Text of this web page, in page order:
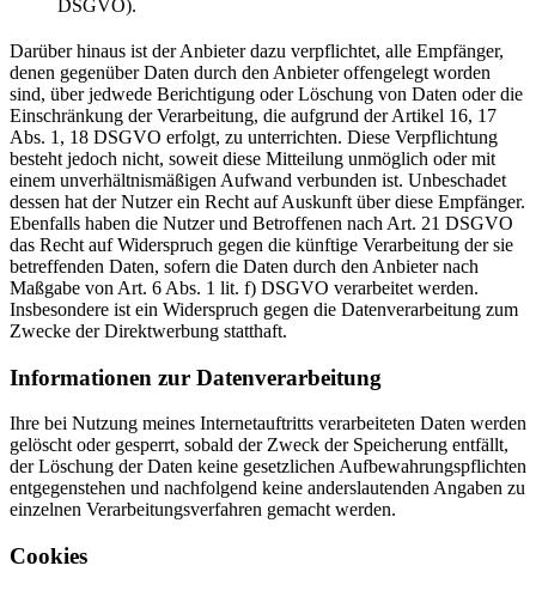
DSGVO).
Darüber hinaus ist der Anbieter dazu verpflichtet, alle Empfänger,
denen gegenüber Daten durch den Anbieter offengelegt worden
sind, über jedwede Berichtigung oder Löschung von Daten oder die
Einschränkung der Verarbeitung, die aufgrund der Artikel 16, 17
Abs. 1, 18 DSGVO erfolgt, zu unterrichten. Diese Verpflichtung
besteht jedoch nicht, soweit diese Mitteilung unmöglich oder mit
einem unverhältnismäßigen Aufwand verbunden ist. Unbeschadet
dessen hat der Nutzer ein Recht auf Auskunft über diese Empfänger.
Ebenfalls haben die Nutzer und Betroffenen nach Art. 21 DSGVO
das Recht auf Widerspruch gegen die künftige Verarbeitung der sie
betreffenden Daten, sofern die Daten durch den Anbieter nach
Maßgabe von Art. 6 Abs. 1 lit. f) DSGVO verarbeitet werden.
Insbesondere ist ein Widerspruch gegen die Datenverarbeitung zum
Zwecke der Direktwerbung statthaft.
Informationen zur Datenverarbeitung
Ihre bei Nutzung meines Internetauftritts verarbeiteten Daten werden
gelöscht oder gesperrt, sobald der Zweck der Speicherung entfällt,
der Löschung der Daten keine gesetzlichen Aufbewahrungspflichten
entgegenstehen und nachfolgend keine anderslautenden Angaben zu
einzelnen Verarbeitungsverfahren gemacht werden.
Cookies